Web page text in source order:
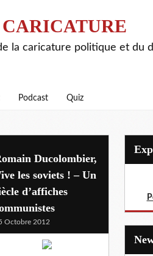
la caricature politique et du
Podcast Quiz
Ducolombier,
les soviets ! – Un
d’affiches
Octobre 2012